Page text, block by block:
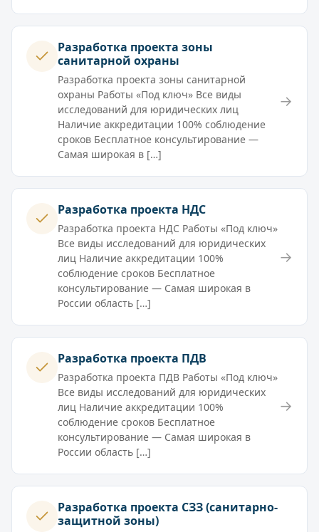
Разработка проекта зоны
санитарной охраны
Разработка проекта зоны санитарной
охраны Работы «Под ключ» Все виды
исследований для юридических лиц
Наличие аккредитации 100% соблюдение
сроков Бесплатное консультирование —
Самая широкая в […]
→
Разработка проекта НДС
Разработка проекта НДС Работы «Под ключ»
Все виды исследований для юридических
лиц Наличие аккредитации 100%
соблюдение сроков Бесплатное
консультирование — Самая широкая в
России область […]
→
Разработка проекта ПДВ
Разработка проекта ПДВ Работы «Под ключ»
Все виды исследований для юридических
лиц Наличие аккредитации 100%
соблюдение сроков Бесплатное
консультирование — Самая широкая в
России область […]
→
Разработка проекта СЗЗ (санитарно-
защитной зоны)